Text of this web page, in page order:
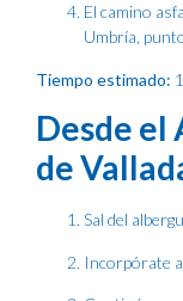
El camino
Umbría,
Tiempo estimado:
Desde el
de
Sal del
Incorpórate